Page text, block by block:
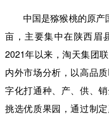
文化 书画
法律 中央文件
食品 人居
学术中国 乡村振兴
中国是猕猴桃的原
亩，主要集中在陕西眉
2021年以来，淘天集团
内外市场分析，以高品
字化打通种、产、供、
挑选优质果园，通过制